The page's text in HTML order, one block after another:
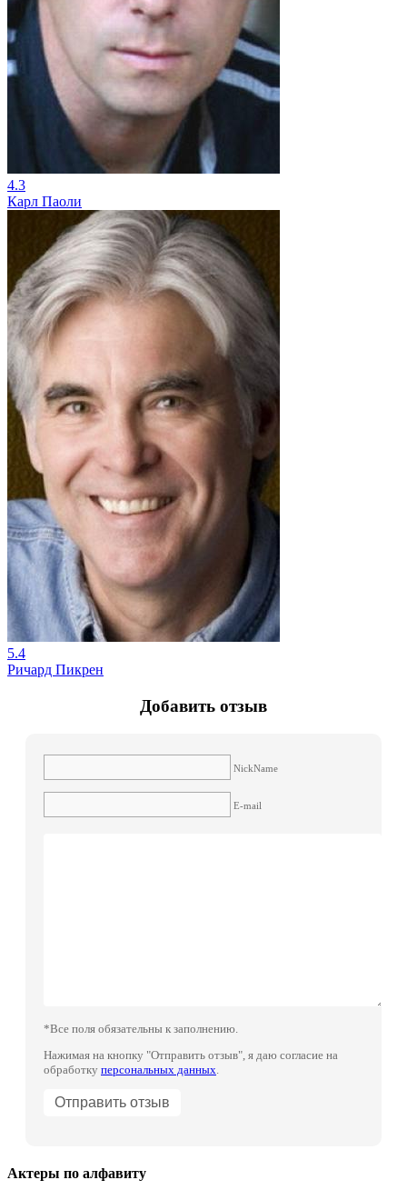
4.3
Карл Паоли
5.4
Ричард Пикрен
Добавить отзыв
NickName
E-mail
*Все поля обязательны к заполнению.
Нажимая на кнопку "Отправить отзыв", я даю согласие на
обработку персональных данных
Актеры по алфавиту